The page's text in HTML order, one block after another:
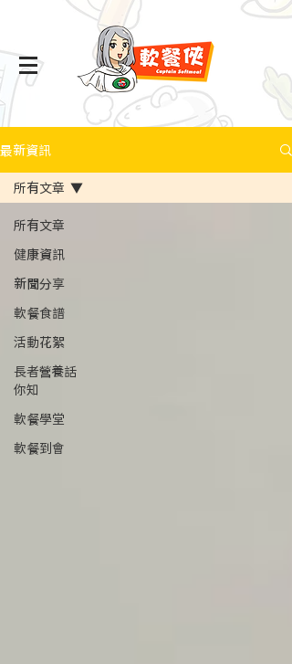
最新資訊
所有文章
健康資訊
新聞分享
軟餐食譜
活動花絮
長者營養話
你知
軟餐學堂
軟餐到會
所有文章